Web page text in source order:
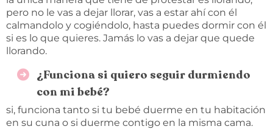
pero no le vas a dejar llorar, vas a estar ahí con él
calmandolo y cogiéndolo, hasta puedes dormir con él
si es lo que quieres. Jamás lo vas a dejar que quede
llorando.
¿Funciona si quiero seguir durmiendo
con mi bebé?
si, funciona tanto si tu bebé duerme en tu habitación
en su cuna o si duerme contigo en la misma cama.